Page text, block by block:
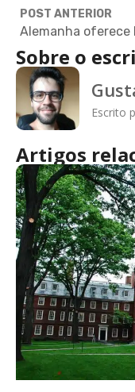
POST ANTERIOR
Sobre o
Escrito
Artigos